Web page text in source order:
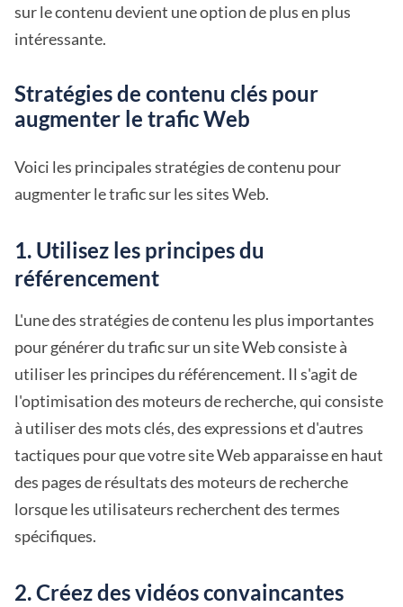
sur le contenu devient une option de plus en plus
intéressante.
Stratégies de contenu clés pour
augmenter le trafic Web
Voici les principales stratégies de contenu pour
augmenter le trafic sur les sites Web.
1. Utilisez les principes du
référencement
L'une des stratégies de contenu les plus importantes
pour générer du trafic sur un site Web consiste à
utiliser les principes du référencement. Il s'agit de
l'optimisation des moteurs de recherche, qui consiste
à utiliser des mots clés, des expressions et d'autres
tactiques pour que votre site Web apparaisse en haut
des pages de résultats des moteurs de recherche
lorsque les utilisateurs recherchent des termes
spécifiques.
2. Créez des vidéos convaincantes